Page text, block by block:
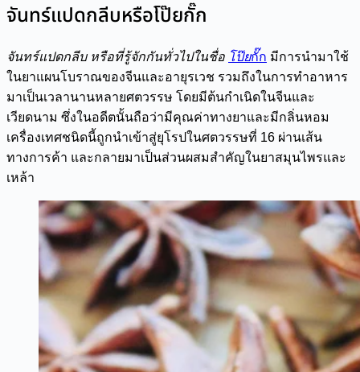
จันทร์แปดกลีบหรือโป๊ยกั๊ก
จันทร์แปดกลีบ หรือที่รู้จักกันทั่วไปในชื่อ โป๊ยกั๊ก มีการนำมาใช้
ในยาแผนโบราณของจีนและอายุรเวช รวมถึงในการทำอาหาร
มาเป็นเวลานานหลายศตวรรษ โดยมีต้นกำเนิดในจีนและ
เวียดนาม ซึ่งในอดีตนั้นถือว่ามีคุณค่าทางยาและมีกลิ่นหอม
เครื่องเทศชนิดนี้ถูกนำเข้าสู่ยุโรปในศตวรรษที่ 16 ผ่านเส้น
ทางการค้า และกลายมาเป็นส่วนผสมสำคัญในยาสมุนไพรและ
เหล้า